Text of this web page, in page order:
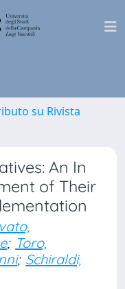
su Rivista
An In
of Their
; Toro,
; Schiraldi,